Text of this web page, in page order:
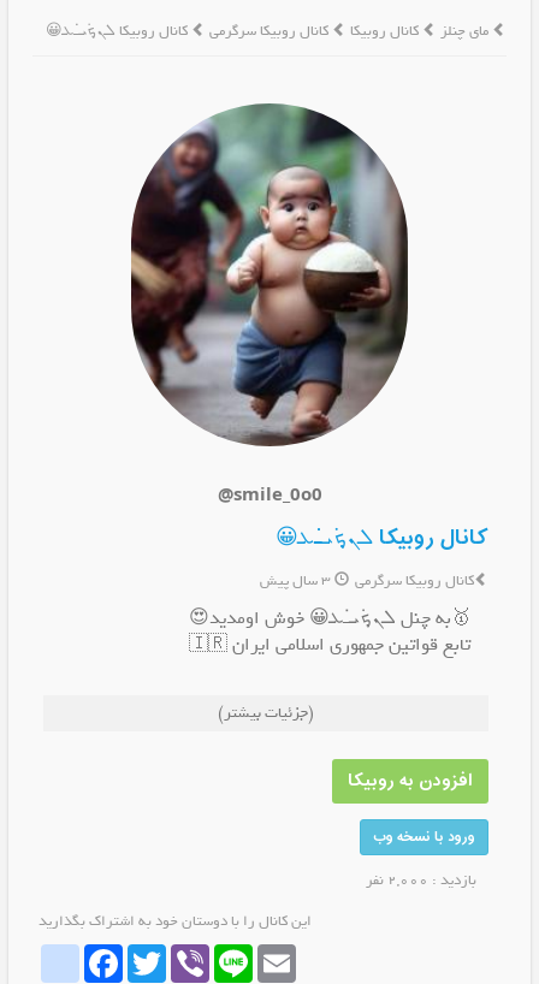
مای چنلز کانال روبیکا کانال روبیکا سرگرمی کانال روبیکا ܠܢ̣ܟܿܝ̇ߺܥ‌😀
@smile_0o0
کانال روبیکا ܠܢ̣ܟܿܝ̇ߺܥ‌😀
کانال روبیکا سرگرمی 3 سال پیش
🥇به چنل ܠܢ̣ܟܿܝ̇ߺܥ‌😀 خوش اومدید😍
تابع قواتین جمهوری اسلامی ایران 🇮🇷
‌• پست ها جهت خندیدن شماست😉
شوخیه جدی نگیرید.
(جزئیات بیشتر)
افزودن به روبیکا
ورود با نسخه وب
بازدید : 2,000 نفر
این کانال را با دوستان خود به اشتراک بگذارید
whatrubikaFacebookTwitter Viber Line Email